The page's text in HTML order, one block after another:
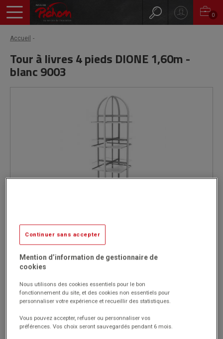
0
Accueil
Tour à livres 4 pieds DIONE 1,60m -
blanc 9003
Livré par notre fournisseur
(Produit ni repris, ni échangé)
4 roulettes pivotantes dont 2 avec freins, non montées.
Montant en tube acier Ø 32 mm.
Tablettes en tôle L/P 45 x 45 cm.
Marque : No brand
Continuer sans accepter
Mention d’information de gestionnaire de
cookies
Nous utilisons des cookies essentiels pour le bon
fonctionnement du site, et des cookies non essentiels pour
personnaliser votre expérience et recueillir des statistiques.
Vous pouvez accepter, refuser ou personnaliser vos
préférences. Vos choix seront sauvegardés pendant 6 mois.